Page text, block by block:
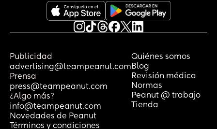
Publicidad
advertising@teampeanut.com
Prensa
press@teampeanut.com
¿Algo más?
info@teampeanut.com
Quiénes somos
Blog
Revisión médica
Normas
Peanut @ trabajo
Tienda
Novedades de Peanut
Términos y condiciones